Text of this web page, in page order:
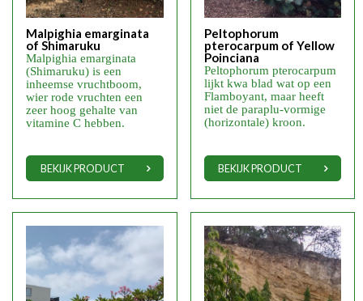
Malpighia emarginata
of Shimaruku
Malpighia emarginata
(Shimaruku) is een
inheemse vruchtboom,
wier rode vruchten een
zeer hoog gehalte van
vitamine C hebben.
BEKIJK PRODUCT
Peltophorum
pterocarpum of Yellow
Poinciana
Peltophorum pterocarpum
lijkt kwa blad wat op een
Flamboyant, maar heeft
niet de paraplu-vormige
(horizontale) kroon.
BEKIJK PRODUCT